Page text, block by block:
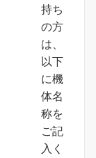
持ち
の方
は、
以下
に機
体名
称を
ご記
入く